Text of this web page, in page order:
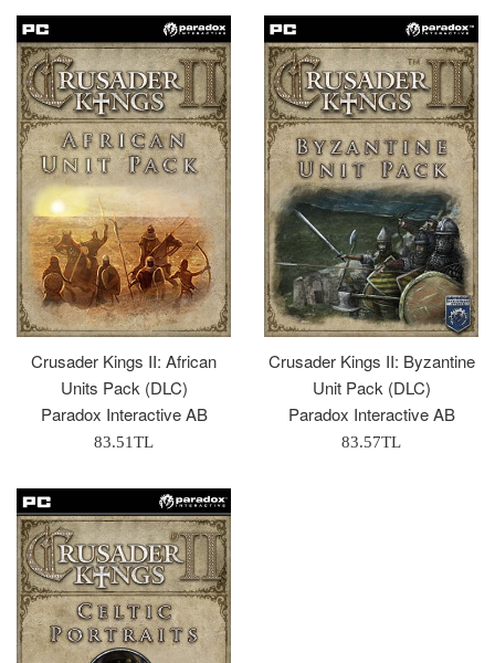
Crusader Kings II: African
Units Pack (DLC)
Paradox Interactive AB
Normal
83.51TL
Crusader Kings II: Byzantine
Unit Pack (DLC)
Paradox Interactive AB
Normal
83.57TL